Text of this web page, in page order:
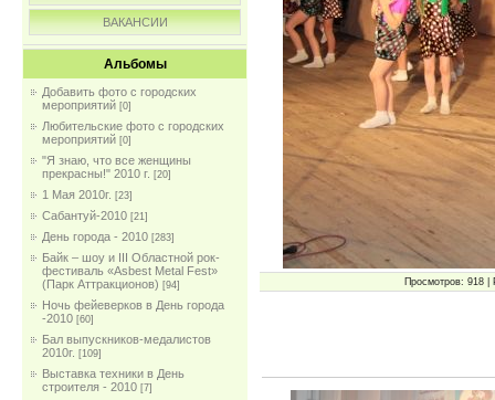
ВАКАНСИИ
Альбомы
Добавить фото с городских
мероприятий [0]
Любительские фото с городских
мероприятий [0]
"Я знаю, что все женщины
прекрасны!" 2010 г. [20]
1 Мая 2010г. [23]
Сабантуй-2010 [21]
День города - 2010 [283]
Байк – шоу и III Областной рок-
фестиваль «Asbest Metal Fest»
(Парк Аттракционов) [94]
Ночь фейеверков в День города
-2010 [60]
Бал выпускников-медалистов
2010г. [109]
Выставка техники в День
строителя - 2010 [7]
Просмотров: 918 |